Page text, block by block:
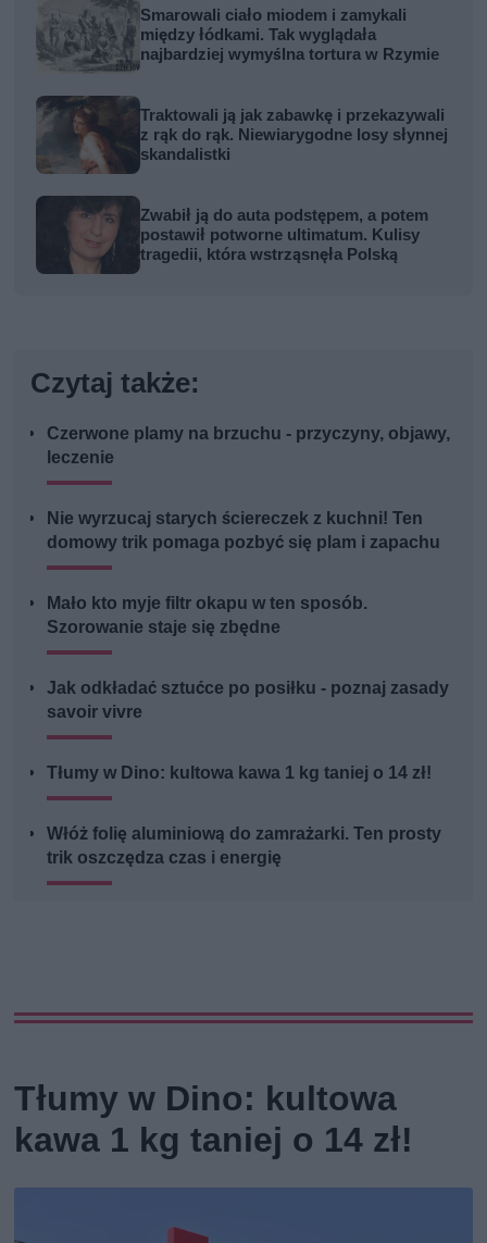
Smarowali ciało miodem i zamykali
między łódkami. Tak wyglądała
najbardziej wymyślna tortura w Rzymie
Traktowali ją jak zabawkę i przekazywali
z rąk do rąk. Niewiarygodne losy słynnej
skandalistki
Zwabił ją do auta podstępem, a potem
postawił potworne ultimatum. Kulisy
tragedii, która wstrząsnęła Polską
Czytaj także:
Czerwone plamy na brzuchu - przyczyny, objawy,
leczenie
Nie wyrzucaj starych ściereczek z kuchni! Ten
domowy trik pomaga pozbyć się plam i zapachu
Mało kto myje filtr okapu w ten sposób.
Szorowanie staje się zbędne
Jak odkładać sztućce po posiłku - poznaj zasady
savoir vivre
Tłumy w Dino: kultowa kawa 1 kg taniej o 14 zł!
Włóż folię aluminiową do zamrażarki. Ten prosty
trik oszczędza czas i energię
Tłumy w Dino: kultowa
kawa 1 kg taniej o 14 zł!